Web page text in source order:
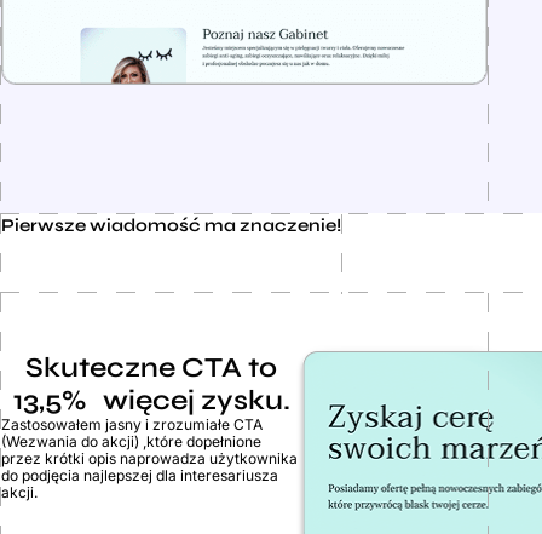
Pierwsze wiadomość ma znaczenie!
Skuteczne CTA to
13,5% więcej zysku.
Zastosowałem jasny i zrozumiałe CTA
(Wezwania do akcji) ,które dopełnione
przez krótki opis naprowadza użytkownika
do podjęcia najlepszej dla interesariusza
akcji.